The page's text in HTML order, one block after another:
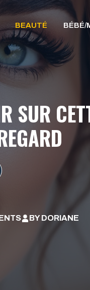
BEAUTÉ BÉBÉ/
SUR
BYDORIANE